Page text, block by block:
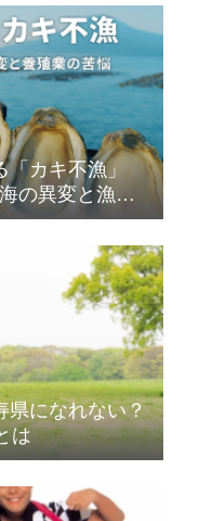
カキ不漁」
の異変と漁師
県になれない？
は